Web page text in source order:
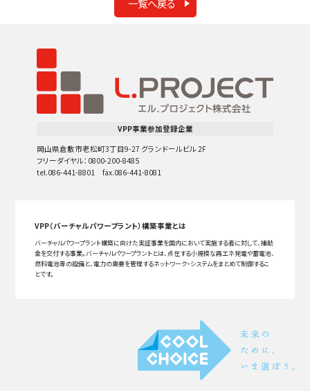
VPP事業参加登録企業
岡山県倉敷市老松町3丁目9-27 グランドールビル 2F
フリーダイヤル：0800-200-8485
tel.086-441-8801 fax.086-441-8081
VPP（バーチャルパワープラント）構築事業とは
バーチャルパワープラント構築に向けた実証事業を国内において実施する者に対して、補助
金を交付する事業。バーチャルパワープラントとは、点在する小規模な再エネ発電や蓄電池、
燃料電池等の設備と、電力の需要を管理するネットワーク・システムをまとめて制御するこ
とです。